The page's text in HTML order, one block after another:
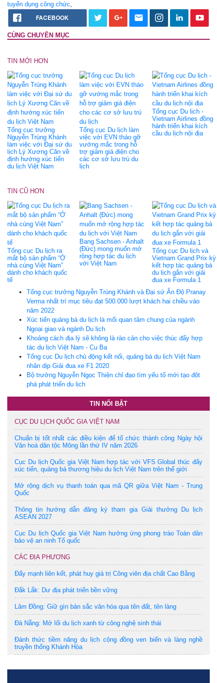
tuyển dụng công chức,
FACEBOOK
CÙNG CHUYÊN MỤC
TIN MỚI HƠN
Tổng cục trưởng
Nguyễn Trùng Khánh
làm việc với Đại sứ du
lịch Lý Xương Căn về
định hướng xúc tiến
du lịch Việt Nam
Tổng cục Du lịch làm
việc với EVN tháo gỡ
vướng mắc trong hỗ
trợ giảm giá điện cho
các cơ sở lưu trú du
lịch
Tổng cục Du lịch -
Vietnam Airlines đồng
hành triển khai kích
cầu du lịch nội địa
TIN CŨ HƠN
Tổng cục Du lịch ra
mắt bộ sản phẩm “Ở
nhà cùng Việt Nam”
dành cho khách quốc
tế
Bang Sachsen - Anhalt
(Đức) mong muốn mở
rộng hợp tác du lịch
với Việt Nam
Tổng cục Du lịch và
Vietnam Grand Prix ký
kết hợp tác quảng bá
du lịch gắn với giải
đua xe Formula 1
Tổng cục trưởng Nguyễn Trùng Khánh và Đại sứ Ấn Độ Pranay
Verma nhất trí mục tiêu đạt 500.000 lượt khách hai chiều vào
năm 2022
Xúc tiến quảng bá du lịch là mối quan tâm chung của ngành
Ngoại giao và ngành Du lịch
Khoảng cách địa lý sẽ không là rào cản cho việc thúc đẩy hợp
tác du lịch Việt Nam - Cu Ba
Tổng cục Du lịch chủ động kết nối, quảng bá du lịch Việt Nam
nhân dịp Giải đua xe F1 2020
Bộ trưởng Nguyễn Ngọc Thiện chỉ đạo tìm yếu tố mới tạo đột
phá phát triển du lịch
TIN NỔI BẬT
CỤC DU LỊCH QUỐC GIA VIỆT NAM
Chuẩn bị tốt nhất các điều kiện để tổ chức thành công Ngày hội
Văn hoá dân tộc Mông lần thứ IV năm 2026
Cục Du lịch Quốc gia Việt Nam hợp tác với VFS Global thúc đẩy
xúc tiến, quảng bá thương hiệu du lịch Việt Nam trên thế giới
Mở rộng dịch vụ thanh toán qua mã QR giữa Việt Nam - Trung
Quốc
Thông tin hướng dẫn đăng ký tham gia Giải thưởng Du lịch
ASEAN 2027
Cục Du lịch Quốc gia Việt Nam hưởng ứng phong trào Toàn dân
bảo vệ an ninh Tổ quốc
CÁC ĐỊA PHƯƠNG
Đẩy mạnh liên kết, phát huy giá trị Công viên địa chất Cao Bằng
Đắk Lắk: Dư địa phát triển bền vững
Lâm Đồng: Giữ gìn bản sắc văn hóa qua tên đất, tên làng
Đà Nẵng: Mở lối du lịch xanh từ công nghệ sinh thái
Đánh thức tiềm năng du lịch cộng đồng ven biển và làng nghề
truyền thống Khánh Hòa